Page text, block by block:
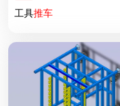
工具推车